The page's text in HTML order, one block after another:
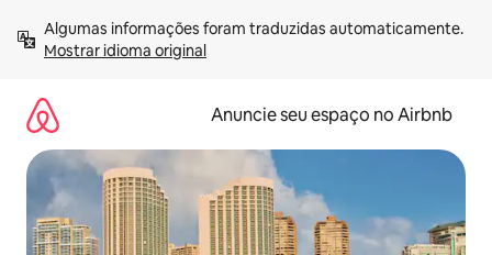
para
Mostrar idioma original
Anuncie seu espaço no Airbnb